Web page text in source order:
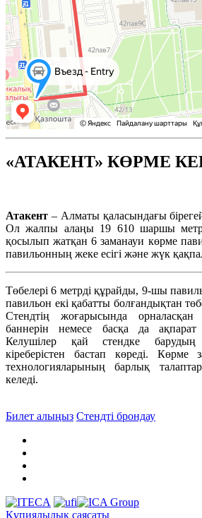
«АТАКЕНТ» КӨРМЕ
Атакент – Алматы қаласындағы
Ол жалпы алаңы 19 610 шаршы метр,
қосылып жатқан 6 заманауи көрме
павильонның жеке есігі және жүк
Төбелері 6 метрді құрайды, 9-шы
павильон екі қабатты болғандықтан
Стендтің жоғарысында орналасқан
баннерін немесе басқа да ақпарат
Келушілер қай стендке
кіреберістен бастап көреді. Көрме
технологияларының барлық
келеді.
Билет алыңыз Стендті брондау
Құпиялылық саясаты